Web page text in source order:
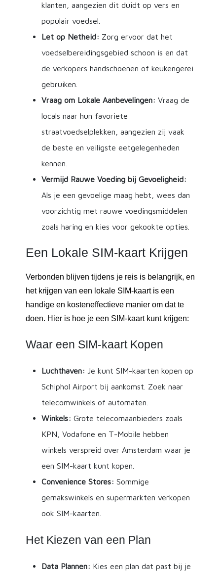
klanten, aangezien dit duidt op vers en
populair voedsel.
Let op Netheid: Zorg ervoor dat het
voedselbereidingsgebied schoon is en dat
de verkopers handschoenen of keukengerei
gebruiken.
Vraag om Lokale Aanbevelingen: Vraag de
locals naar hun favoriete
straatvoedselplekken, aangezien zij vaak
de beste en veiligste eetgelegenheden
kennen.
Vermijd Rauwe Voeding bij Gevoeligheid:
Als je een gevoelige maag hebt, wees dan
voorzichtig met rauwe voedingsmiddelen
zoals haring en kies voor gekookte opties.
Een Lokale SIM-kaart Krijgen
Verbonden blijven tijdens je reis is belangrijk, en
het krijgen van een lokale SIM-kaart is een
handige en kosteneffectieve manier om dat te
doen. Hier is hoe je een SIM-kaart kunt krijgen:
Waar een SIM-kaart Kopen
Luchthaven: Je kunt SIM-kaarten kopen op
Schiphol Airport bij aankomst. Zoek naar
telecomwinkels of automaten.
Winkels: Grote telecomaanbieders zoals
KPN, Vodafone en T-Mobile hebben
winkels verspreid over Amsterdam waar je
een SIM-kaart kunt kopen.
Convenience Stores: Sommige
gemakswinkels en supermarkten verkopen
ook SIM-kaarten.
Het Kiezen van een Plan
Data Plannen: Kies een plan dat past bij je